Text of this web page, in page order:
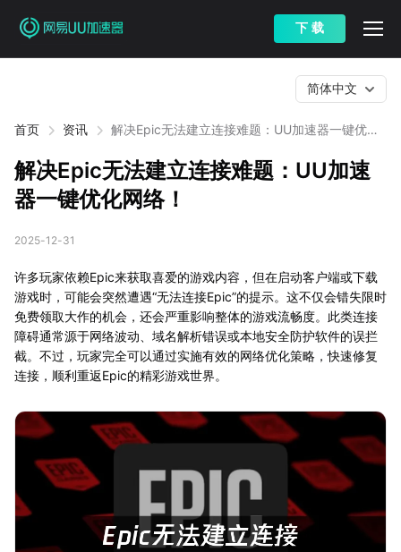
下 载
首页 资讯
解决Epic无法建立连接难题：UU加速器一键优化
简体中文
解决Epic无法建立连接难题：UU加速
器一键优化网络！
2025-12-31
许多玩家依赖Epic来获取喜爱的游戏内容，但在启动客户端或下载
游戏时，可能会突然遭遇“无法连接Epic”的提示。这不仅会错失限时
免费领取大作的机会，还会严重影响整体的游戏流畅度。此类连接
障碍通常源于网络波动、域名解析错误或本地安全防护软件的误拦
截。不过，玩家完全可以通过实施有效的网络优化策略，快速修复
连接，顺利重返Epic的精彩游戏世界。